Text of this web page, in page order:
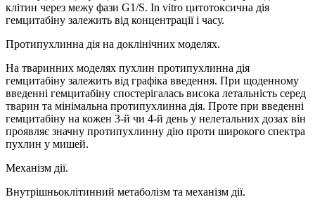
клітин через межу фази G1/S. In vitro цитотоксична дія
гемцитабіну залежить від концентрації і часу.
Протипухлинна дія на доклінічних моделях.
На тваринних моделях пухлин протипухлинна дія
гемцитабіну залежить від графіка введення. При щоденному
введенні гемцитабіну спостерігалась висока летальність серед
тварин та мінімальна протипухлинна дія. Проте при введенні
гемцитабіну на кожен 3-й чи 4-й день у нелетальних дозах він
проявляє значну протипухлинну дію проти широкого спектра
пухлин у мишей.
Механізм дії.
Внутрішньоклітинний метаболізм та механізм дії.